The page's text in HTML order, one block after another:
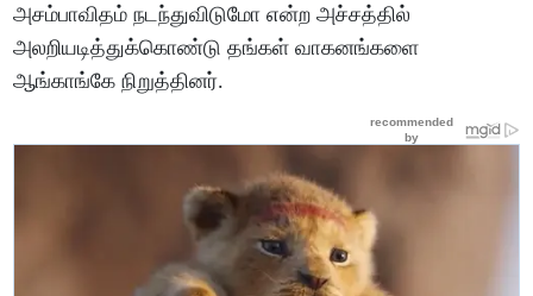
அசம்பாவிதம் நடந்துவிடுமோ என்ற அச்சத்தில்
அலறியடித்துக்கொண்டு தங்கள் வாகனங்களை
ஆங்காங்கே நிறுத்தினர்.